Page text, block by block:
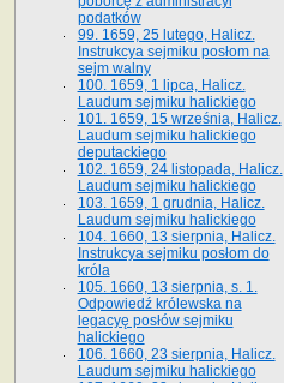
podatków
99. 1659, 25 lutego, Halicz.
Instrukcya sejmiku posłom na
sejm walny
100. 1659, 1 lipca, Halicz.
Laudum sejmiku halickiego
101. 1659, 15 września, Halicz.
Laudum sejmiku halickiego
deputackiego
102. 1659, 24 listopada, Halicz.
Laudum sejmiku halickiego
103. 1659, 1 grudnia, Halicz.
Laudum sejmiku halickiego
104. 1660, 13 sierpnia, Halicz.
Instrukcya sejmiku posłom do
króla
105. 1660, 13 sierpnia, s. 1.
Odpowiedź królewska na
legacyę posłów sejmiku
halickiego
106. 1660, 23 sierpnia, Halicz.
Laudum sejmiku halickiego